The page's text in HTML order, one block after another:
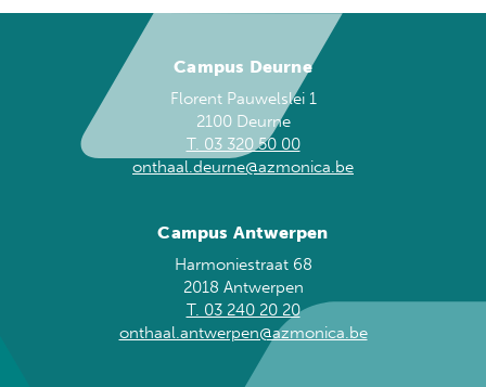
Campus Deurne
Florent Pauwelslei 1
2100 Deurne
T. 03 320 50 00
onthaal.deurne@azmonica.be
Campus Antwerpen
Harmoniestraat 68
2018 Antwerpen
T. 03 240 20 20
onthaal.antwerpen@azmonica.be